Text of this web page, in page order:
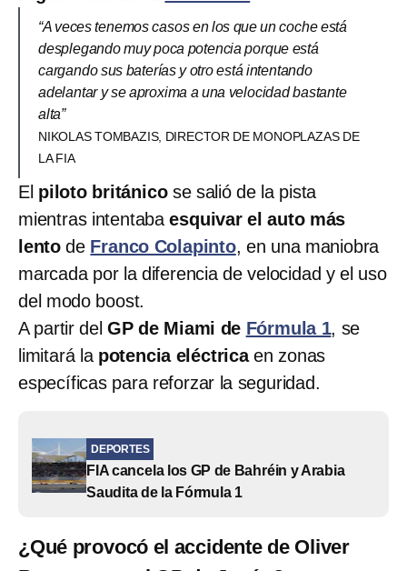
“A veces tenemos casos en los que un coche está
desplegando muy poca potencia porque está
cargando sus baterías y otro está intentando
adelantar y se aproxima a una velocidad bastante
alta”
NIKOLAS TOMBAZIS, DIRECTOR DE MONOPLAZAS DE
LA FIA
El piloto británicose salió de la pista
mientras intentabaesquivar el auto más
lento de Franco Colapinto, en una maniobra
marcada por la diferencia de velocidad y el uso
del modo boost.
A partir delGP de Miami de Fórmula 1, se
limitará la potencia eléctricaen zonas
específicas para reforzar la seguridad.
DEPORTES
FIA cancela los GP de Bahréin y Arabia
Saudita de la Fórmula 1
¿Qué provocó el accidente de Oliver